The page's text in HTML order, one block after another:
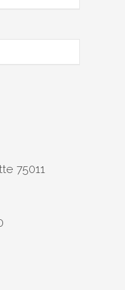
75011